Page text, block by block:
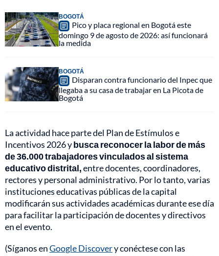
BOGOTÁ
Pico y placa regional en Bogotá este
domingo 9 de agosto de 2026: así funcionará
la medida
BOGOTÁ
Disparan contra funcionario del Inpec que
llegaba a su casa de trabajar en La Picota de
Bogotá
La actividad hace parte del Plan de Estímulos e
Incentivos 2026 ybusca reconocer la labor de más
de 36.000 trabajadores vinculados al sistema
educativo distrital,entre docentes, coordinadores,
rectores y personal administrativo. Por lo tanto, varias
instituciones educativas públicas de la capital
modificarán sus actividades académicas durante ese día
para facilitar la participación de docentes y directivos
en el evento.
(Síganos enGoogle Discovery conéctese con las